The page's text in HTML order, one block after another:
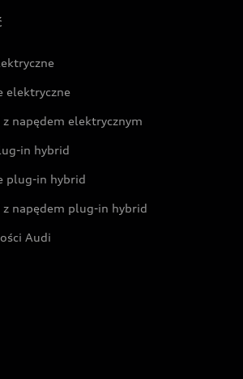
elektryczne
napędem elektrycznym
in hybrid
plug-in hybrid
napędem plug-in hybrid
Audi